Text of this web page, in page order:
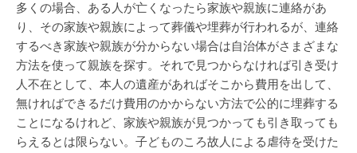
多くの場合、ある人が亡くなったら家族や親族に連絡があ
り、その家族や親族によって葬儀や埋葬が行われるが、連絡
するべき家族や親族が分からない場合は自治体がさまざまな
方法を使って親族を探す。それで見つからなければ引き受け
人不在として、本人の遺産があればそこから費用を出して、
無ければできるだけ費用のかからない方法で公的に埋葬する
ことになるけれど、家族や親族が見つかっても引き取っても
らえるとは限らない。子どものころ故人による虐待を受けた